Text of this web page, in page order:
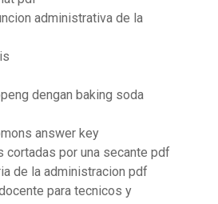
administrativa de la
dengan baking soda
answer key
cortadas por una secante pdf
de la administracion pdf
para tecnicos y